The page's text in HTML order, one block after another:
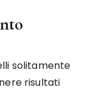
solitamente
risultati